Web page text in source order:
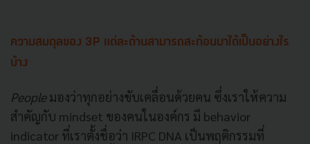
ความสมดุลของ 3P แต่ละด้านสามารถสะท้อนมาได้เป็นอย่างไร
บ้าง
Peopleมองว่าทุกอย่างขับเคลื่อนด้วยคน ซึ่งเราให้ความ
สำคัญกับ mindset ของคนในองค์กร มี behavior
indicator ที่เราตั้งชื่อว่า IRPC DNA เป็นพฤติกรรมที่